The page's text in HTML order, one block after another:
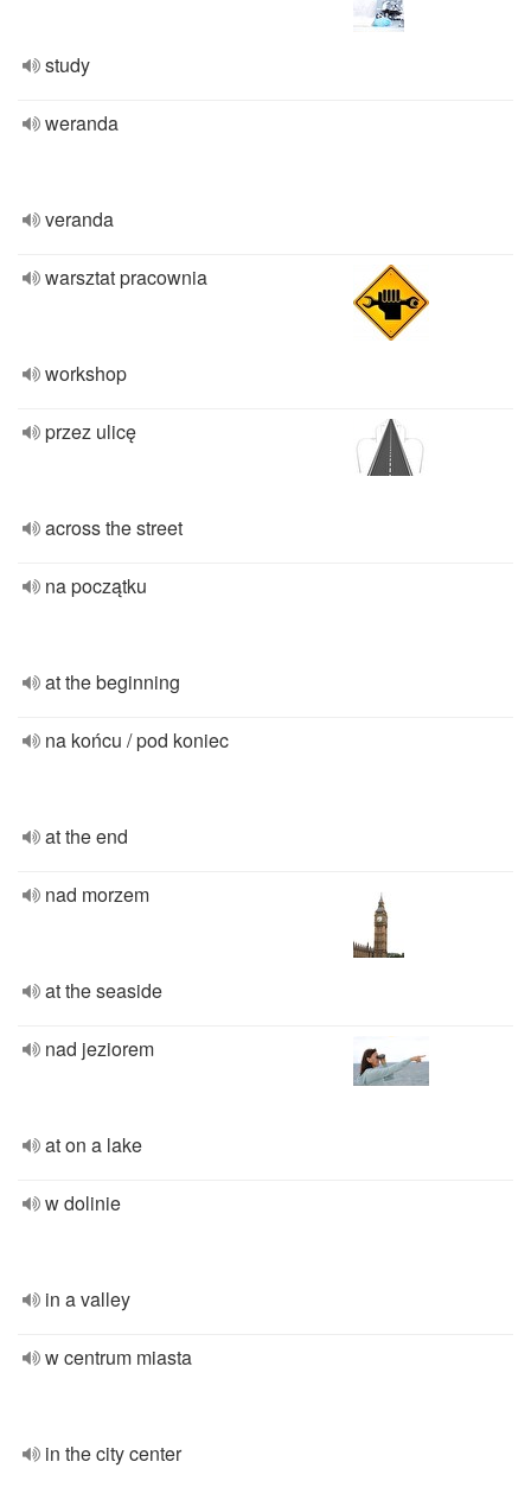
study
weranda
veranda
warsztat pracownia
workshop
przez ulicę
across the street
na początku
at the beginning
na końcu / pod koniec
at the end
nad morzem
at the seaside
nad jeziorem
at on a lake
w dolinie
in a valley
w centrum miasta
in the city center